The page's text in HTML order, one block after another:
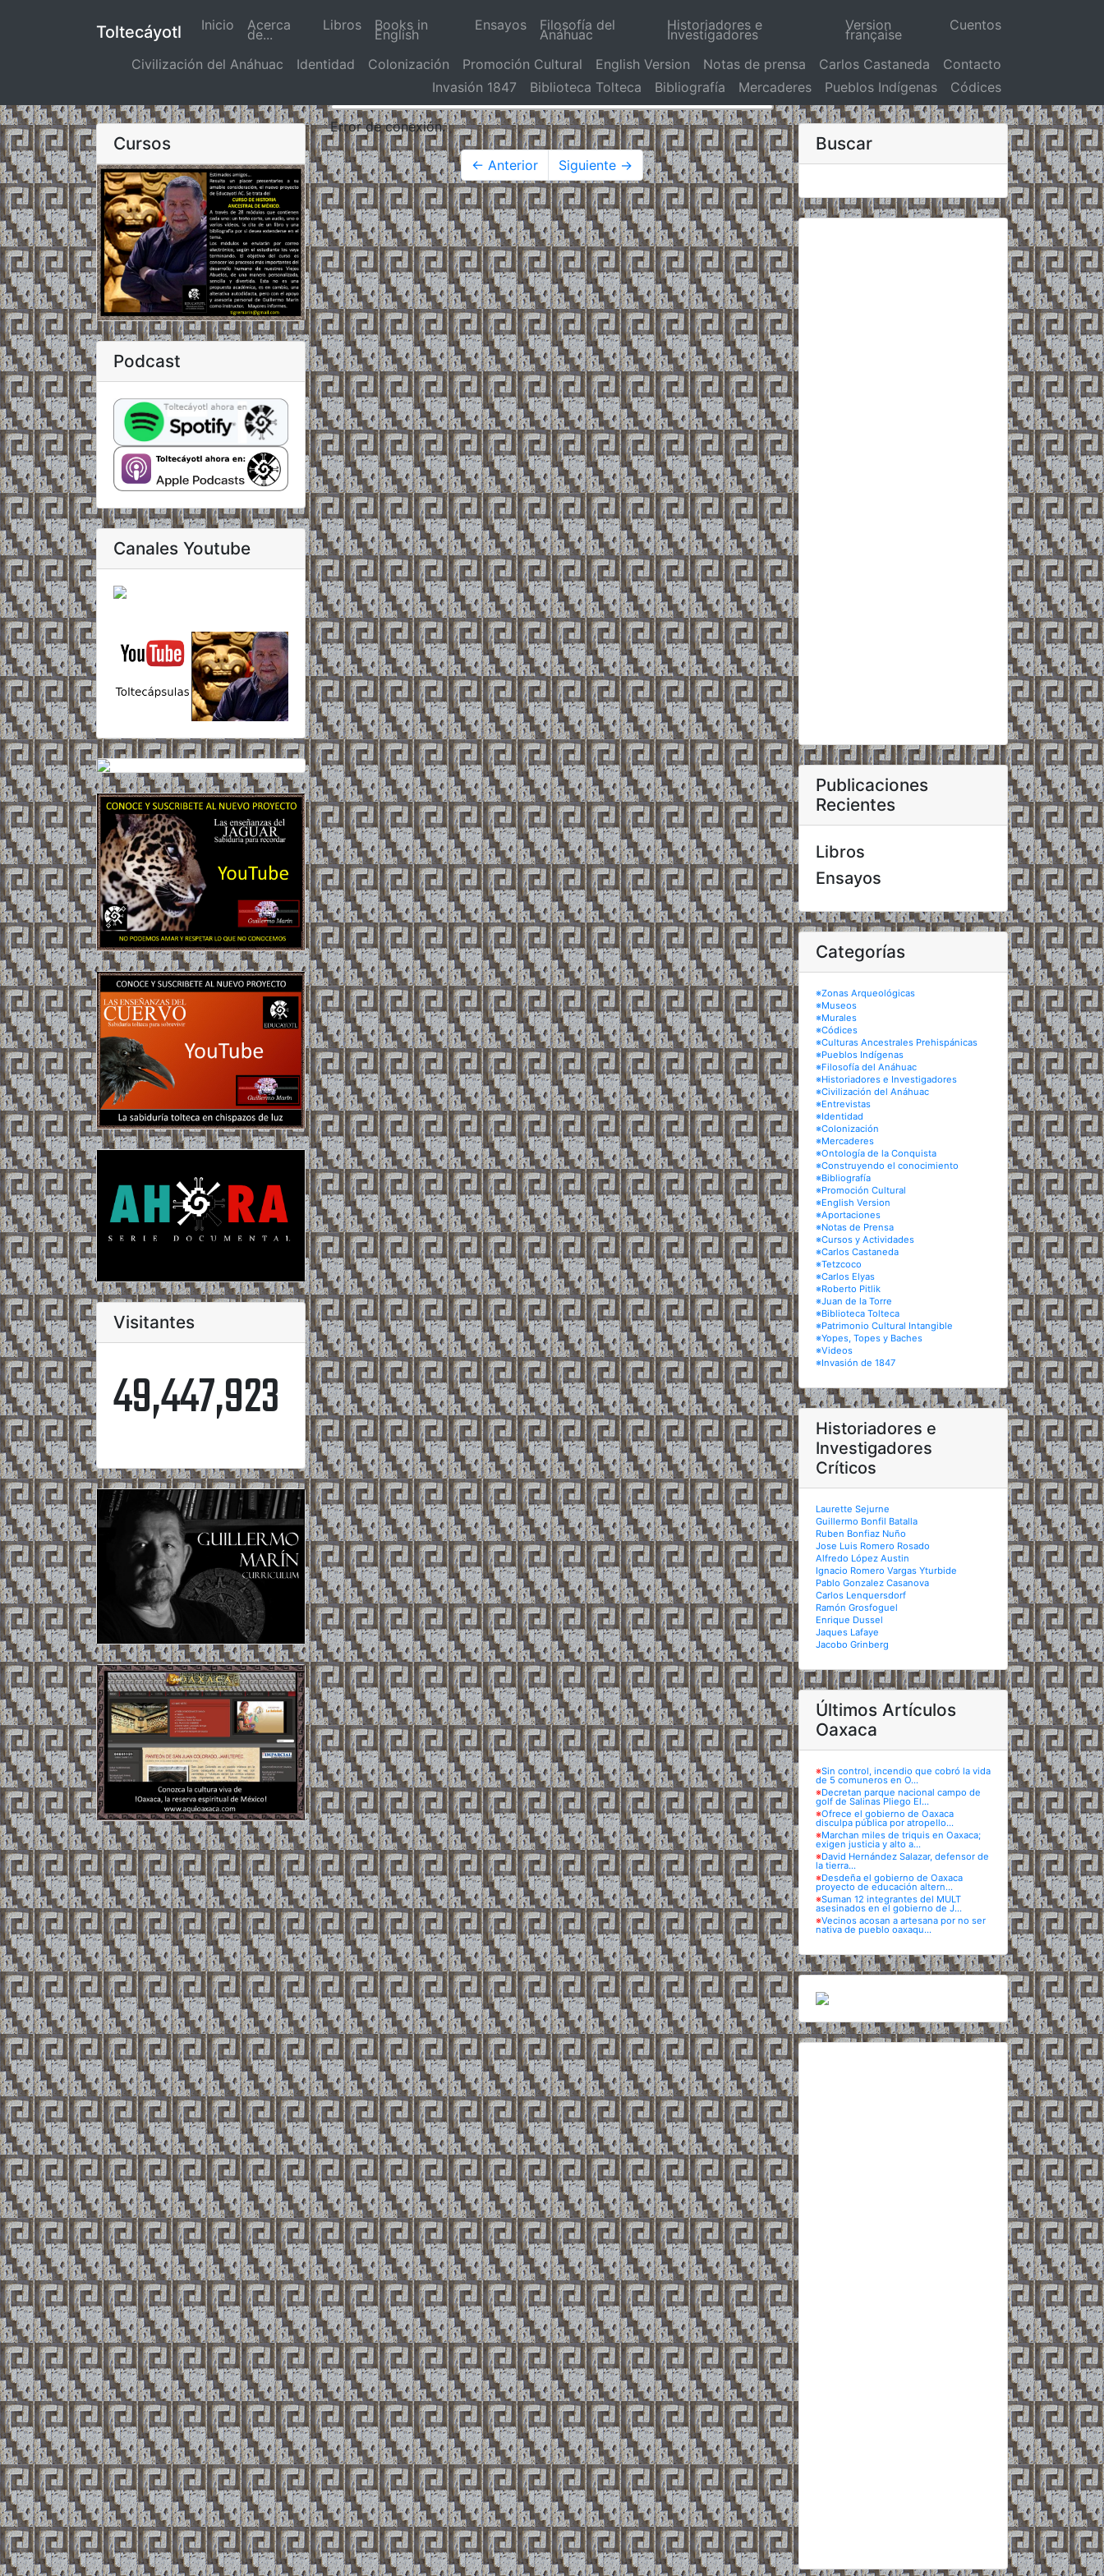
Toltecáyotl Inicio (actual)
Acerca
de...
Libros Books in
English
Ensayos Filosofía del
Anáhuac
Historiadores e
Investigadores
Version
française
Cuentos
Civilización del Anáhuac Identidad Colonización Promoción Cultural English Version Notas de prensa Carlos Castaneda
Contacto
Invasión 1847
Biblioteca Tolteca Bibliografía Mercaderes Pueblos Indígenas Códices
Cursos
Podcast
Canales Youtube
Visitantes
49,447,923
Error de conexión.
← Anterior Siguiente →
Buscar
Publicaciones
Recientes
Libros
Ensayos
Categorías
※Zonas Arqueológicas
※Museos
※Murales
※Códices
※Culturas Ancestrales Prehispánicas
※Pueblos Indígenas
※Filosofía del Anáhuac
※Historiadores e Investigadores
※Civilización del Anáhuac
※Entrevistas
※Identidad
※Colonización
※Mercaderes
※Ontología de la Conquista
※Construyendo el conocimiento
※Bibliografía
※Promoción Cultural
※English Version
※Aportaciones
※Notas de Prensa
※Cursos y Actividades
※Carlos Castaneda
※Tetzcoco
※Carlos Elyas
※Roberto Pitlik
※Juan de la Torre
※Biblioteca Tolteca
※Patrimonio Cultural Intangible
※Yopes, Topes y Baches
※Videos
※Invasión de 1847
Historiadores e
Investigadores
Críticos
Laurette Sejurne
Guillermo Bonfil Batalla
Ruben Bonfiaz Nuño
Jose Luis Romero Rosado
Alfredo López Austin
Ignacio Romero Vargas Yturbide
Pablo Gonzalez Casanova
Carlos Lenquersdorf
Ramón Grosfoguel
Enrique Dussel
Jaques Lafaye
Jacobo Grinberg
Últimos Artículos
Oaxaca
※Sin control, incendio que cobró la vida
de 5 comuneros en O...
※Decretan parque nacional campo de
golf de Salinas Pliego El...
※Ofrece el gobierno de Oaxaca
disculpa pública por atropello...
※Marchan miles de triquis en Oaxaca;
exigen justicia y alto a...
※David Hernández Salazar, defensor de
la tierra...
※Desdeña el gobierno de Oaxaca
proyecto de educación altern...
※Suman 12 integrantes del MULT
asesinados en el gobierno de J...
※Vecinos acosan a artesana por no ser
nativa de pueblo oaxaqu...